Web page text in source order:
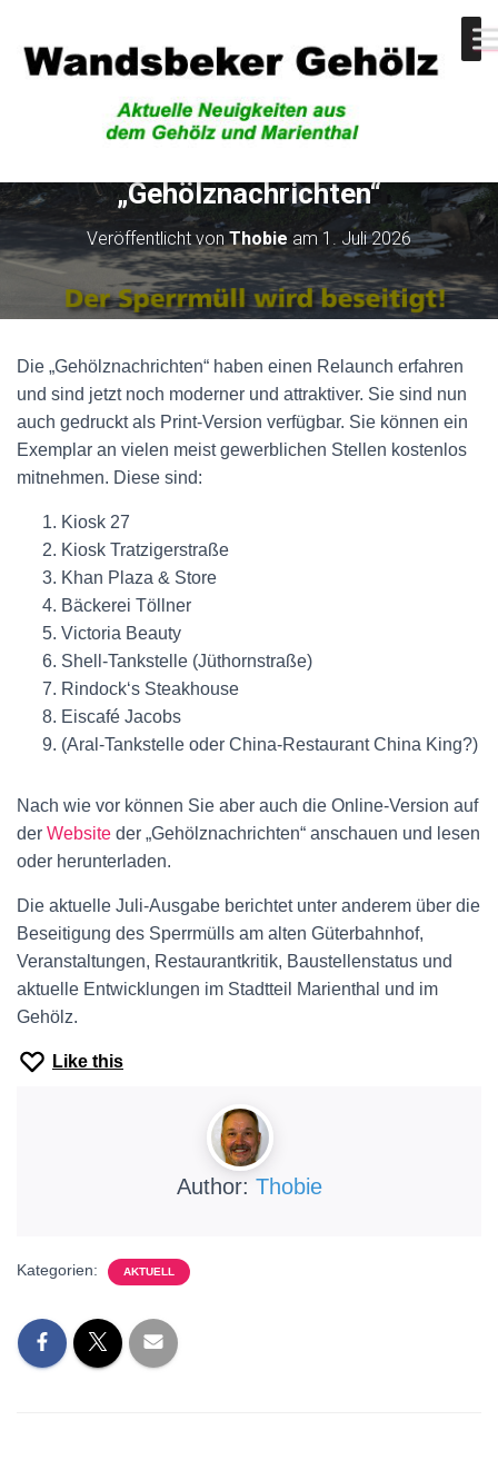
„Gehölznachrichten“
Veröffentlicht vonThobie am 1. Juli 2026
Die „Gehölznachrichten“ haben einen Relaunch erfahren
und sind jetzt noch moderner und attraktiver. Sie sind nun
auch gedruckt als Print-Version verfügbar. Sie können ein
Exemplar an vielen meist gewerblichen Stellen kostenlos
mitnehmen. Diese sind:
Kiosk 27
Kiosk Tratzigerstraße
Khan Plaza & Store
Bäckerei Töllner
Victoria Beauty
Shell-Tankstelle (Jüthornstraße)
Rindock‘s Steakhouse
Eiscafé Jacobs
(Aral-Tankstelle oder China-Restaurant China King?)
Nach wie vor können Sie aber auch die Online-Version auf
der Website der „Gehölznachrichten“ anschauen und lesen
oder herunterladen.
Die aktuelle Juli-Ausgabe berichtet unter anderem über die
Beseitigung des Sperrmülls am alten Güterbahnhof,
Veranstaltungen, Restaurantkritik, Baustellenstatus und
aktuelle Entwicklungen im Stadtteil Marienthal und im
Gehölz.
Like this
Author: Thobie
Kategorien: AKTUELL